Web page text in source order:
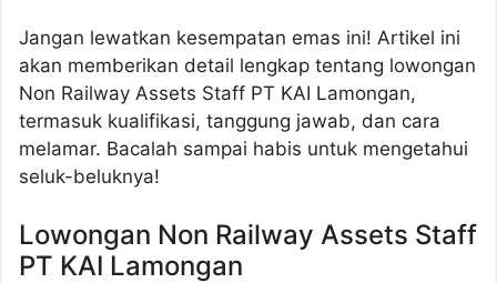
Jangan lewatkan kesempatan emas ini! Artikel ini
akan memberikan detail lengkap tentang lowongan
Non Railway Assets Staff PT KAI Lamongan,
termasuk kualifikasi, tanggung jawab, dan cara
melamar. Bacalah sampai habis untuk mengetahui
seluk-beluknya!
Lowongan Non Railway Assets Staff
PT KAI Lamongan